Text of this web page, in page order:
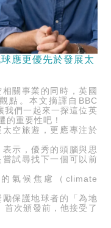
應更優先於發展太
關事業的同時，英國
點。本文摘譯自BBC
我們一起來一探這位英
的重要性吧！
空旅遊，更應專注於
示，優秀的頭腦與思
試尋找下一個可以前
氣候焦慮（climate
保護地球者的「為地
次頒發前，他接受了